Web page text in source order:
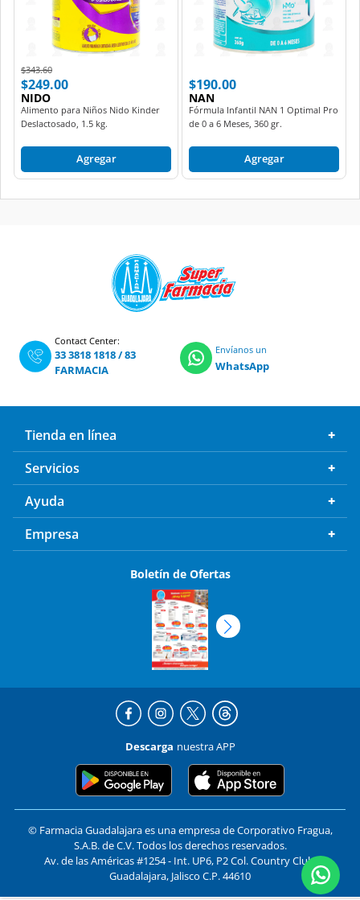
Price reduced from
$343.60to
$249.00
NIDO
Alimento para Niños Nido Kinder
Deslactosado, 1.5 kg.
Agregar
$190.00
NAN
Fórmula Infantil NAN 1 Optimal Pro
de 0 a 6 Meses, 360 gr.
Agregar
Contact Center:
33 3818 1818/83
FARMACIA
Envíanos un
WhatsApp
Tienda en línea
Servicios
Ayuda
Empresa
Boletín de Ofertas
Descarga nuestra APP
© Farmacia Guadalajara es una empresa de Corporativo Fragua,
S.A.B. de C.V. Todos los derechos reservados.
Av. de las Américas #1254 - Int. UP6, P2 Col. Country Club,
Guadalajara, Jalisco C.P. 44610